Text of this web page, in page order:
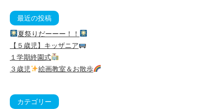
最近の投稿
夏祭りだーーー！！
【５歳児】キッザニア
１学期終園式
３歳児
絵画教室＆お散歩
カテゴリー